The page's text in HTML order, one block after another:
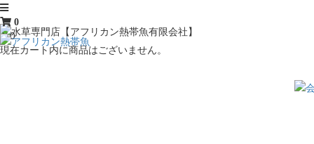
0
￥0
現在カート内に商品はございません。